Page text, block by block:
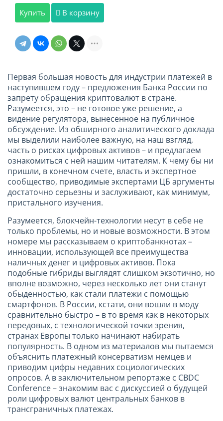
Купить В корзину
Первая большая новость для индустрии платежей в
наступившем году – предложения Банка России по
запрету обращения криптовалют в стране.
Разумеется, это – не готовое уже решение, а
видение регулятора, вынесенное на публичное
обсуждение. Из обширного аналитического доклада
мы выделили наиболее важную, на наш взгляд,
часть о рисках цифровых активов – и предлагаем
ознакомиться с ней нашим читателям. К чему бы ни
пришли, в конечном счете, власть и экспертное
сообщество, приводимые экспертами ЦБ аргументы
достаточно серьезны и заслуживают, как минимум,
пристального изучения.
Разумеется, блокчейн-технологии несут в себе не
только проблемы, но и новые возможности. В этом
номере мы рассказываем о криптобанкнотах –
инновации, использующей все преимущества
наличных денег и цифровых активов. Пока
подобные гибриды выглядят слишком экзотично, но
вполне возможно, через несколько лет они станут
обыденностью, как стали платежи с помощью
смартфонов. В России, кстати, они вошли в моду
сравнительно быстро – в то время как в некоторых
передовых, с технологической точки зрения,
странах Европы только начинают набирать
популярность. В одном из материалов мы пытаемся
объяснить платежный консерватизм немцев и
приводим цифры недавних социологических
опросов. А в заключительном репортаже с CBDC
Conference – знакомим вас с дискуссией о будущей
роли цифровых валют центральных банков в
трансграничных платежах.